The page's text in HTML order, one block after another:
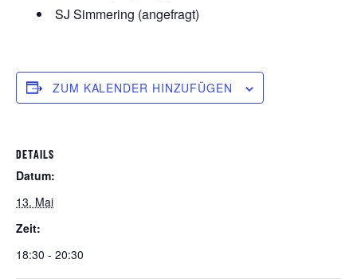
SJ Simmering (angefragt)
ZUM KALENDER HINZUFÜGEN
DETAILS
Datum:
13. Mai
Zeit:
18:30 - 20:30